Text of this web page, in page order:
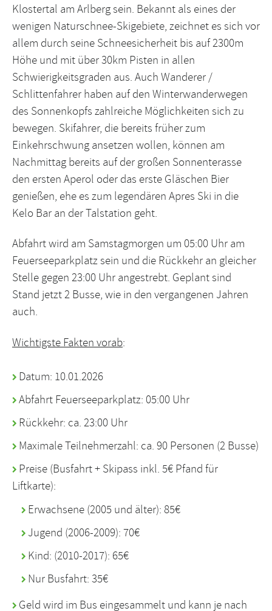
Klostertal am Arlberg sein. Bekannt als eines der
wenigen Naturschnee-Skigebiete, zeichnet es sich vor
allem durch seine Schneesicherheit bis auf 2300m
Höhe und mit über 30km Pisten in allen
Schwierigkeitsgraden aus. Auch Wanderer /
Schlittenfahrer haben auf den Winterwanderwegen
des Sonnenkopfs zahlreiche Möglichkeiten sich zu
bewegen. Skifahrer, die bereits früher zum
Einkehrschwung ansetzen wollen, können am
Nachmittag bereits auf der großen Sonnenterasse
den ersten Aperol oder das erste Gläschen Bier
genießen, ehe es zum legendären Apres Ski in die
Kelo Bar an der Talstation geht.
Abfahrt wird am Samstagmorgen um 05:00 Uhr am
Feuerseeparkplatz sein und die Rückkehr an gleicher
Stelle gegen 23:00 Uhr angestrebt. Geplant sind
Stand jetzt 2 Busse, wie in den vergangenen Jahren
auch.
Wichtigste Fakten vorab:
Datum: 10.01.2026
Abfahrt Feuerseeparkplatz: 05:00 Uhr
Rückkehr: ca. 23:00 Uhr
Maximale Teilnehmerzahl: ca. 90 Personen (2 Busse)
Preise (Busfahrt + Skipass inkl. 5€ Pfand für
Liftkarte):
Erwachsene (2005 und älter): 85€
Jugend (2006-2009): 70€
Kind: (2010-2017): 65€
Nur Busfahrt: 35€
Geld wird im Bus eingesammelt und kann je nach